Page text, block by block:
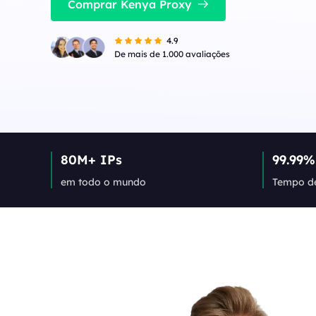
Long Acting ISP
perfeitos para tarefas estáveis ​​de alta
simultaneidade.
Long Acting ISP Proxies
Comprar Kenya Proxy
4.9
De mais de 1.000 avaliações
80M+ IPs
em todo o mundo
99.99%
Tempo